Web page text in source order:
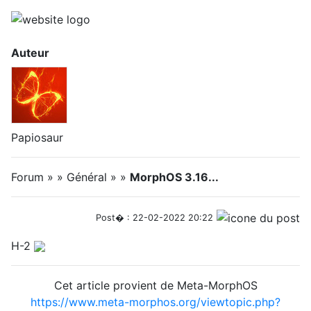
Auteur
Papiosaur
Forum » » Général » » MorphOS 3.16...
Post� : 22-02-2022 20:22
H-2
Cet article provient de Meta-MorphOS
https://www.meta-morphos.org/viewtopic.php?